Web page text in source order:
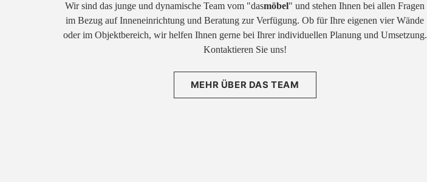
Wir sind das junge und dynamische Team vom "dasmöbel" und stehen Ihnen bei allen Fragen
im Bezug auf Inneneinrichtung und Beratung zur Verfügung. Ob für Ihre eigenen vier Wände
oder im Objektbereich, wir helfen Ihnen gerne bei Ihrer individuellen Planung und Umsetzung.
Kontaktieren Sie uns!
MEHR ÜBER DAS TEAM